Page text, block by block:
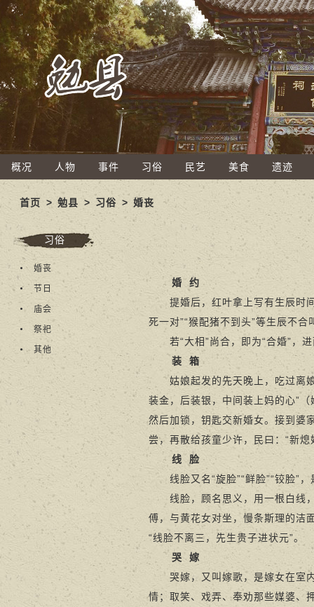
概况 人物 事件 习俗 民艺 美食 遗迹
首页 >勉县 > 习俗 > 婚丧
习俗
婚丧
节日
庙会
祭祀
其他
婚
约
提婚后，红叶拿上写有生辰时间
死一对”“猴配猪不到头”等生辰不
若“大相”尚合，即为“合婚”，进
装
箱
姑娘起发的先天晚上，吃过离娘
装金，后装银，中间装上妈的心”
然后加锁，钥匙交新婚女。接到婆
尝，再散给孩童少许，民曰：“新
线
脸
线脸又名“旋脸”“鲜脸”“铰脸”，
线脸，顾名思义，用一根白线，
傅，与黄花女对坐，慢条斯理的洁
“线脸不离三，先生贵子进状元”。
哭
嫁
哭嫁，又叫嫁歌，是嫁女在室内
情；取笑、戏弄、奉劝那些媒婆、